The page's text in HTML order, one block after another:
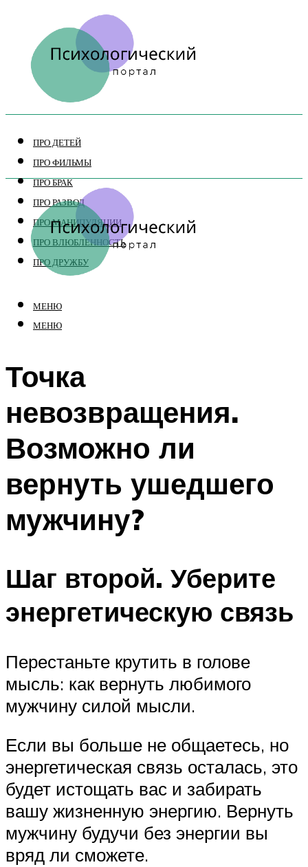
ПРО ДЕТЕЙ
ПРО ФИЛЬМЫ
ПРО БРАК
ПРО РАЗВОД
ПРО МАНИПУЛЯЦИИ
ПРО ВЛЮБЛЕННОСТЬ
ПРО ДРУЖБУ
МЕНЮ
МЕНЮ
Точка
невозвращения.
Возможно ли
вернуть ушедшего
мужчину?
Шаг второй. Уберите
энергетическую связь
Перестаньте крутить в голове
мысль: как вернуть любимого
мужчину силой мысли.
Если вы больше не общаетесь, но
энергетическая связь осталась, это
будет истощать вас и забирать
вашу жизненную энергию. Вернуть
мужчину будучи без энергии вы
вряд ли сможете.